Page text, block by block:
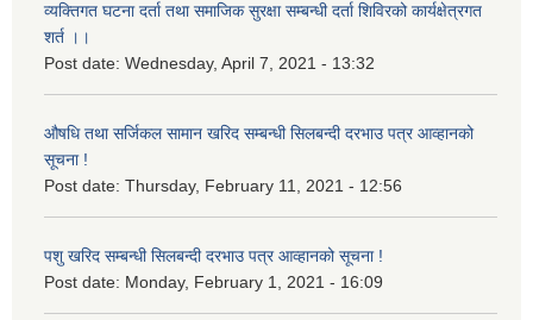
व्यक्तिगत घटना दर्ता तथा समाजिक सुरक्षा सम्बन्धी दर्ता शिविरको कार्यक्षेत्रगत
शर्त ।।
Post date: Wednesday, April 7, 2021 - 13:32
औषधि तथा सर्जिकल सामान खरिद सम्बन्धी सिलबन्दी दरभाउ पत्र आव्हानको
सूचना !
Post date: Thursday, February 11, 2021 - 12:56
पशु खरिद सम्बन्धी सिलबन्दी दरभाउ पत्र आव्हानको सूचना !
Post date: Monday, February 1, 2021 - 16:09